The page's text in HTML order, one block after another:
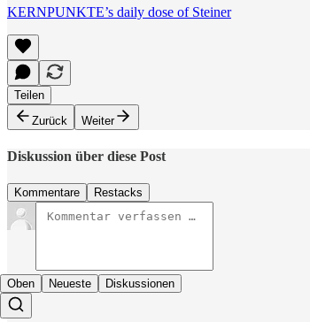
KERNPUNKTE’s daily dose of Steiner
Teilen
Zurück
Weiter
Diskussion über diese Post
Kommentare Restacks
Oben Neueste Diskussionen